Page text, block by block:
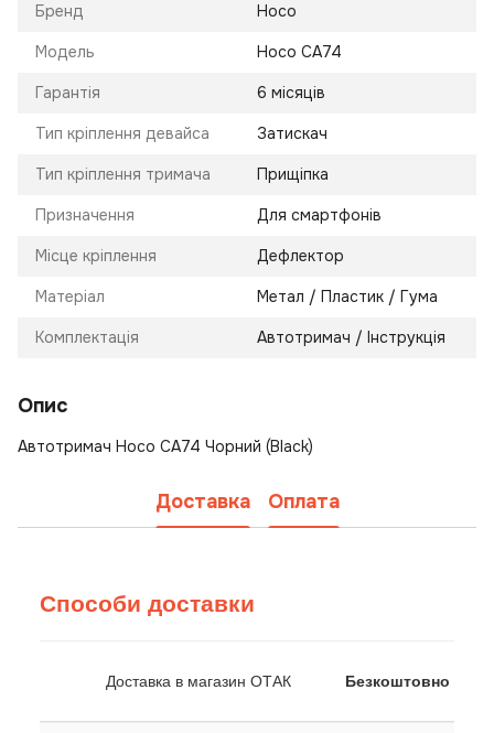
Бренд Hoco
Модель Hoco CA74
Гарантія 6 місяців
Тип кріплення девайса Затискач
Тип кріплення тримача Прищіпка
Призначення Для смартфонів
Місце кріплення Дефлектор
Матеріал Метал / Пластик / Гума
Комплектація Автотримач / Інструкція
Опис
Автотримач Hoco CA74 Чорний (Black)
Доставка Оплата
Способи доставки
Доставка в магазин ОТАК Безкоштовно